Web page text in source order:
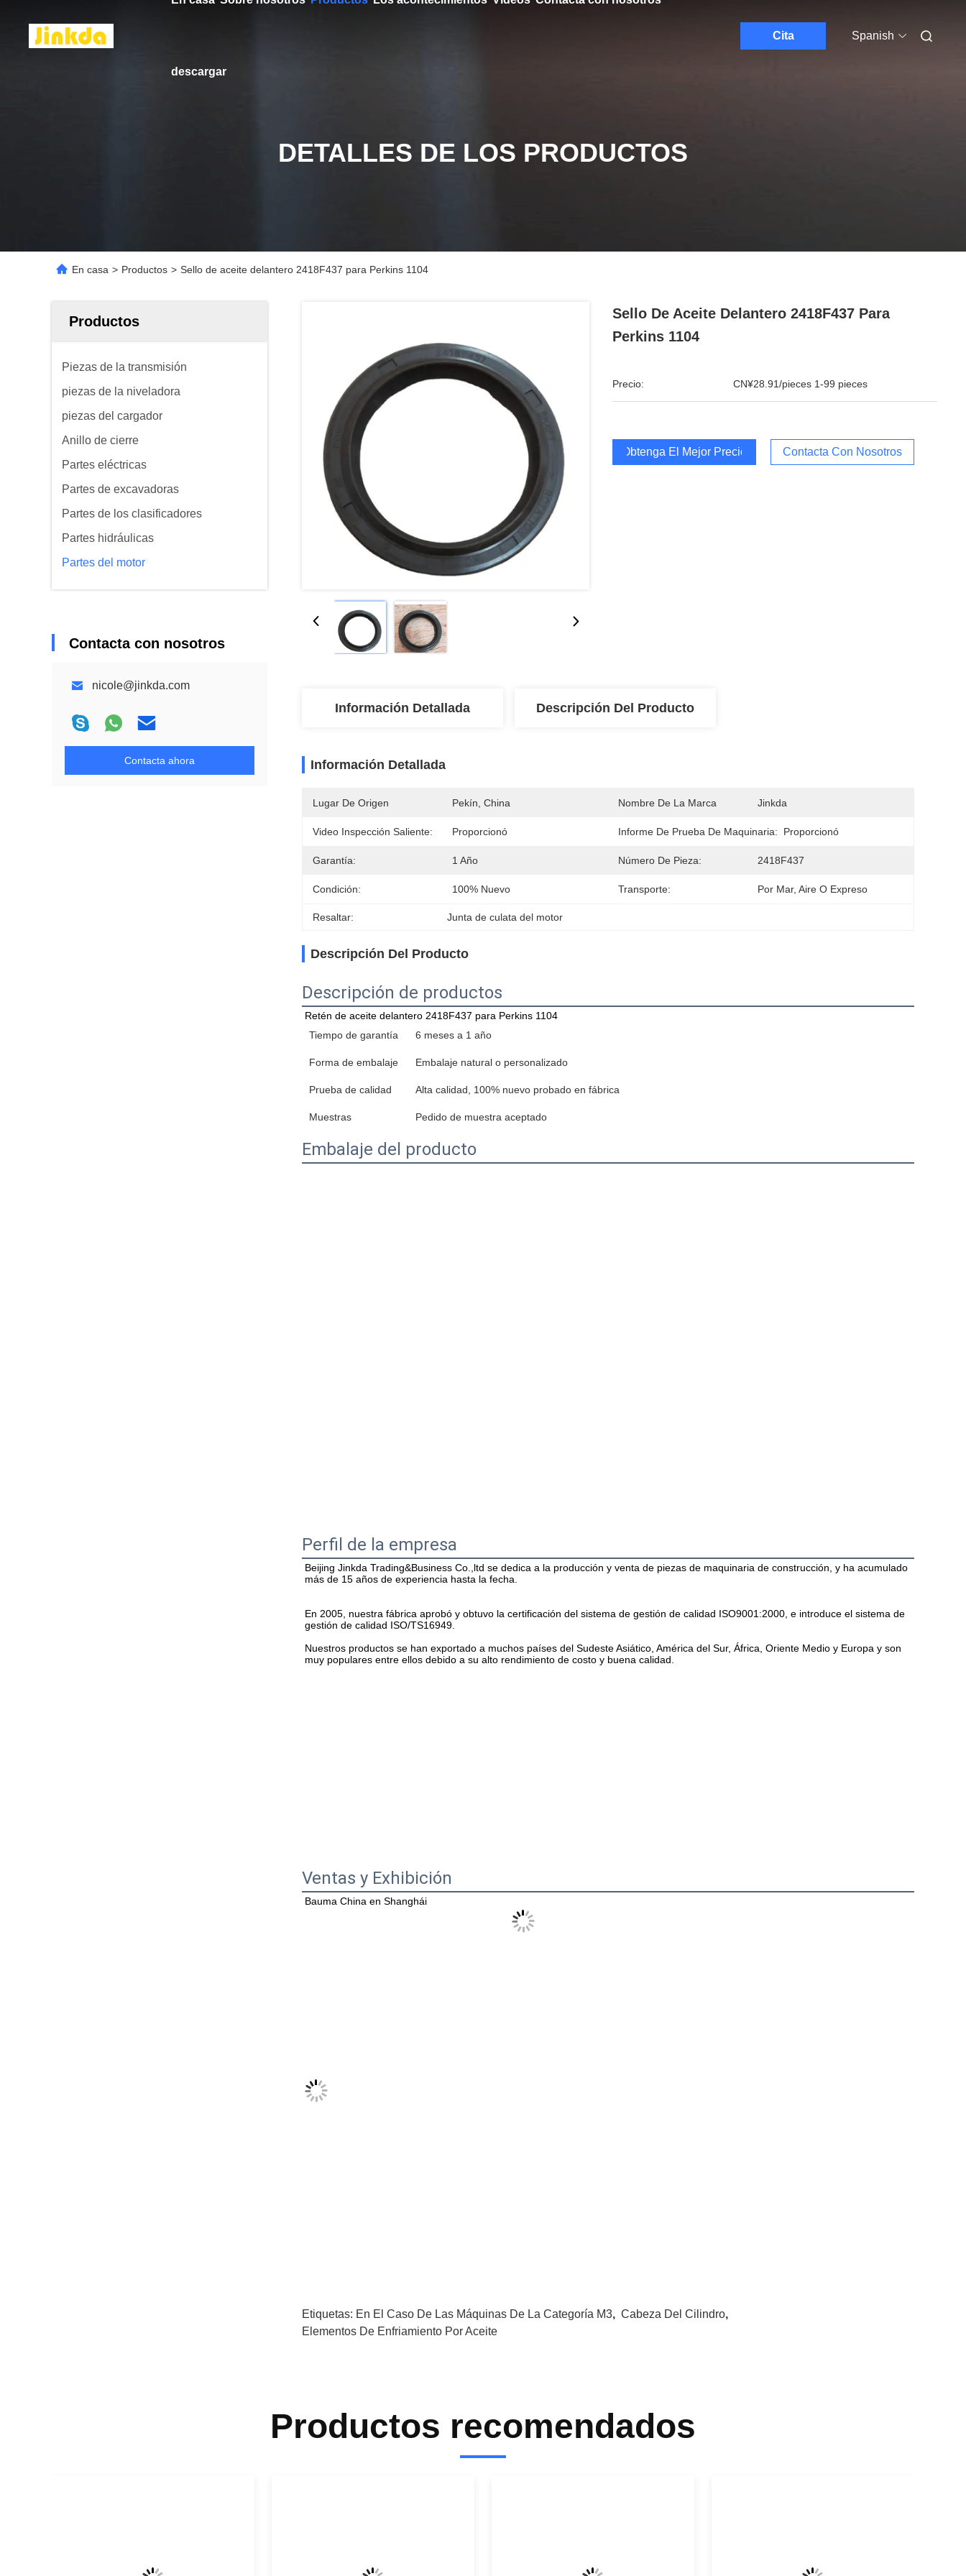
descargar
Cita Spanish
DETALLES DE LOS PRODUCTOS
En casa > Productos > Sello de aceite delantero 2418F437 para Perkins 1104
Productos
Piezas de la transmisión
piezas de la niveladora
piezas del cargador
Anillo de cierre
Partes eléctricas
Partes de excavadoras
Partes de los clasificadores
Partes hidráulicas
Partes del motor
Contacta con nosotros
nicole@jinkda.com
Contacta ahora
Sello De Aceite Delantero 2418F437 Para
Perkins 1104
Precio: CN¥28.91/pieces 1-99 pieces
Obtenga El Mejor Precio Contacta Con Nosotros
Información Detallada Descripción Del Producto
Información Detallada
Lugar De Origen Pekín, China Nombre De La Marca Jinkda
Video Inspección Saliente: Proporcionó Informe De Prueba De Maquinaria: Proporcionó
Garantía: 1 Año Número De Pieza: 2418F437
Condición: 100% Nuevo Transporte: Por Mar, Aire O Expreso
Resaltar: Junta de culata del motor
Descripción Del Producto
Descripción de productos
Retén de aceite delantero 2418F437 para Perkins 1104
Tiempo de garantía
6 meses a 1 año
Forma de embalaje Embalaje natural o personalizado
Prueba de calidad Alta calidad, 100% nuevo probado en fábrica
Muestras Pedido de muestra aceptado
Embalaje del producto
Perfil de la empresa
Beijing Jinkda Trading&Business Co.,ltd se dedica a la producción y venta de piezas de maquinaria de construcción, y ha acumulado
más de 15 años de experiencia hasta la fecha.
En 2005, nuestra fábrica aprobó y obtuvo la certificación del sistema de gestión de calidad ISO9001:2000, e introduce el sistema de
gestión de calidad ISO/TS16949.
Nuestros productos se han exportado a muchos países del Sudeste Asiático, América del Sur, África, Oriente Medio y Europa y son
muy populares entre ellos debido a su alto rendimiento de costo y buena calidad.
Ventas y Exhibición
Bauma China en Shanghái
Etiquetas: En El Caso De Las Máquinas De La Categoría M3, Cabeza Del Cilindro,
Elementos De Enfriamiento Por Aceite
Productos recomendados